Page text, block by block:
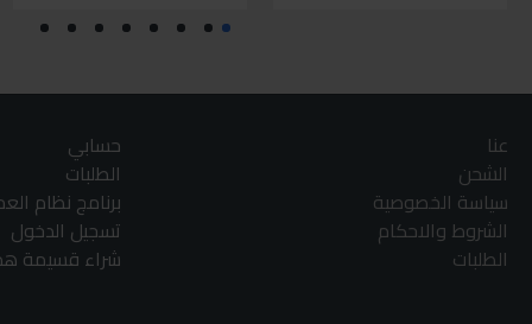
عنا
الشحن
سياسة الخصوصية
الشروط والاحكام
الطلبات
حسابي
الطلبات
برنامج نظام
تسجيل الدخول
شراء قسيمة